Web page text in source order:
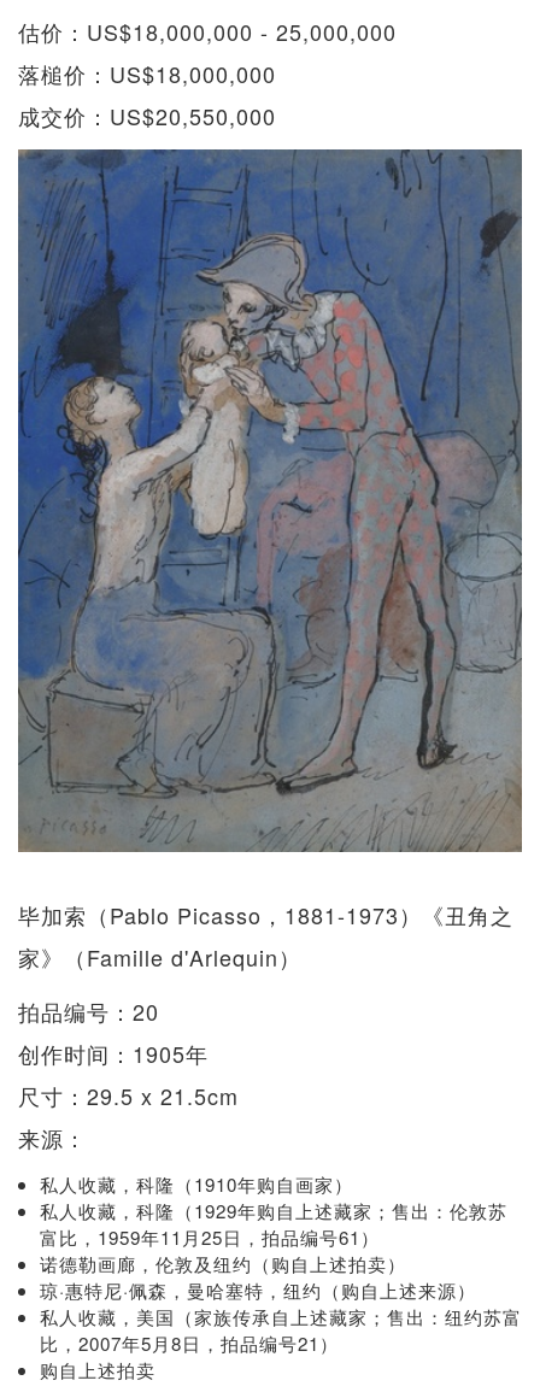
估价：US$18,000,000 - 25,000,000
落槌价：US$18,000,000
成交价：US$20,550,000
毕加索（Pablo Picasso，1881-1973）《丑角之
家》（Famille d'Arlequin）
拍品编号：20
创作时间：1905年
尺寸：29.5 x 21.5cm
来源：
私人收藏，科隆（1910年购自画家）
私人收藏，科隆（1929年购自上述藏家；售出：伦敦苏
富比，1959年11月25日，拍品编号61）
诺德勒画廊，伦敦及纽约（购自上述拍卖）
琼·惠特尼·佩森，曼哈塞特，纽约（购自上述来源）
私人收藏，美国（家族传承自上述藏家；售出：纽约苏富
比，2007年5月8日，拍品编号21）
购自上述拍卖